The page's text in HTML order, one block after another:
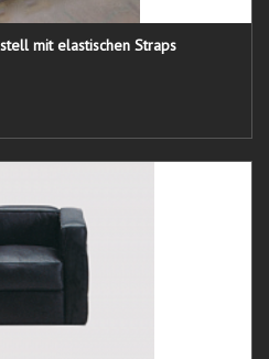
mit elastischen Straps